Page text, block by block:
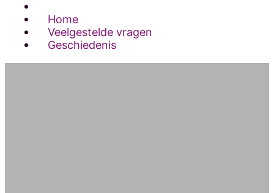
Home
Veelgestelde vragen
Geschiedenis